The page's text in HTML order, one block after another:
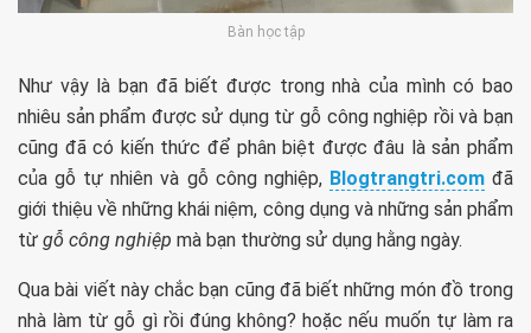
Bàn học tập
Như vậy là bạn đã biết được trong nhà của mình có bao
nhiêu sản phẩm được sử dụng từ gỗ công nghiệp rồi và bạn
cũng đã có kiến thức để phân biệt được đâu là sản phẩm
của gỗ tự nhiên và gỗ công nghiệp, Blogtrangtri.comđã
giới thiệu về những khái niệm, công dụng và những sản phẩm
từ gỗ công nghiệp mà bạn thường sử dụng hằng ngày.
Qua bài viết này chắc bạn cũng đã biết những món đồ trong
nhà làm từ gỗ gì rồi đúng không? hoặc nếu muốn tự làm ra